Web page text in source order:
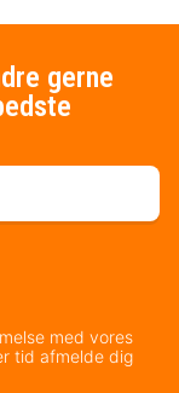
gerne
med vores
tid afmelde dig